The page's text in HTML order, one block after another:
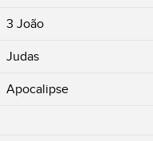
3 João
Judas
Apocalipse